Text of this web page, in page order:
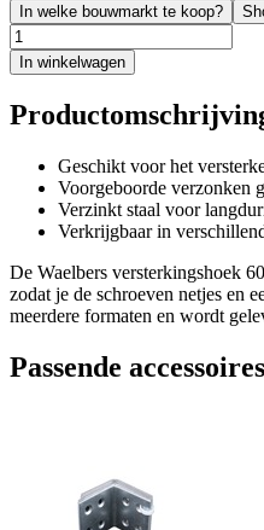
In welke bouwmarkt te koop?
In winkelwagen
Geschikt voor het
Voorgeboorde verzonken
Verzinkt staal voor
Verkrijgbaar in
De Waelbers versterkingshoek
zodat je de schroeven netjes en
meerdere formaten en wordt
Passende accessoires